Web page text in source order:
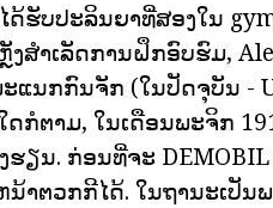
ດ້ຮັບປະລິນຍາທີ່ສອງໃນ
ງສໍາເລັດການຝຶກອົບຮົມ,
ແນກກົນຈັກ (ໃນປັດຈຸບັນ -
ດກໍຕາມ, ໃນເດືອນພະຈິກ
ຽນ. ກ່ອນທີ່ຈະ
າຕວກກີໄດ້. ໃນຖານະເປັນ